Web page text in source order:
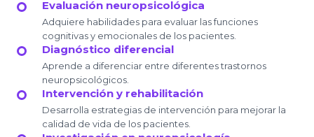
Evaluación neuropsicológica
Adquiere habilidades para evaluar las funciones
cognitivas y emocionales de los pacientes.
Diagnóstico diferencial
Aprende a diferenciar entre diferentes trastornos
neuropsicológicos.
Intervención y rehabilitación
Desarrolla estrategias de intervención para mejorar la
calidad de vida de los pacientes.